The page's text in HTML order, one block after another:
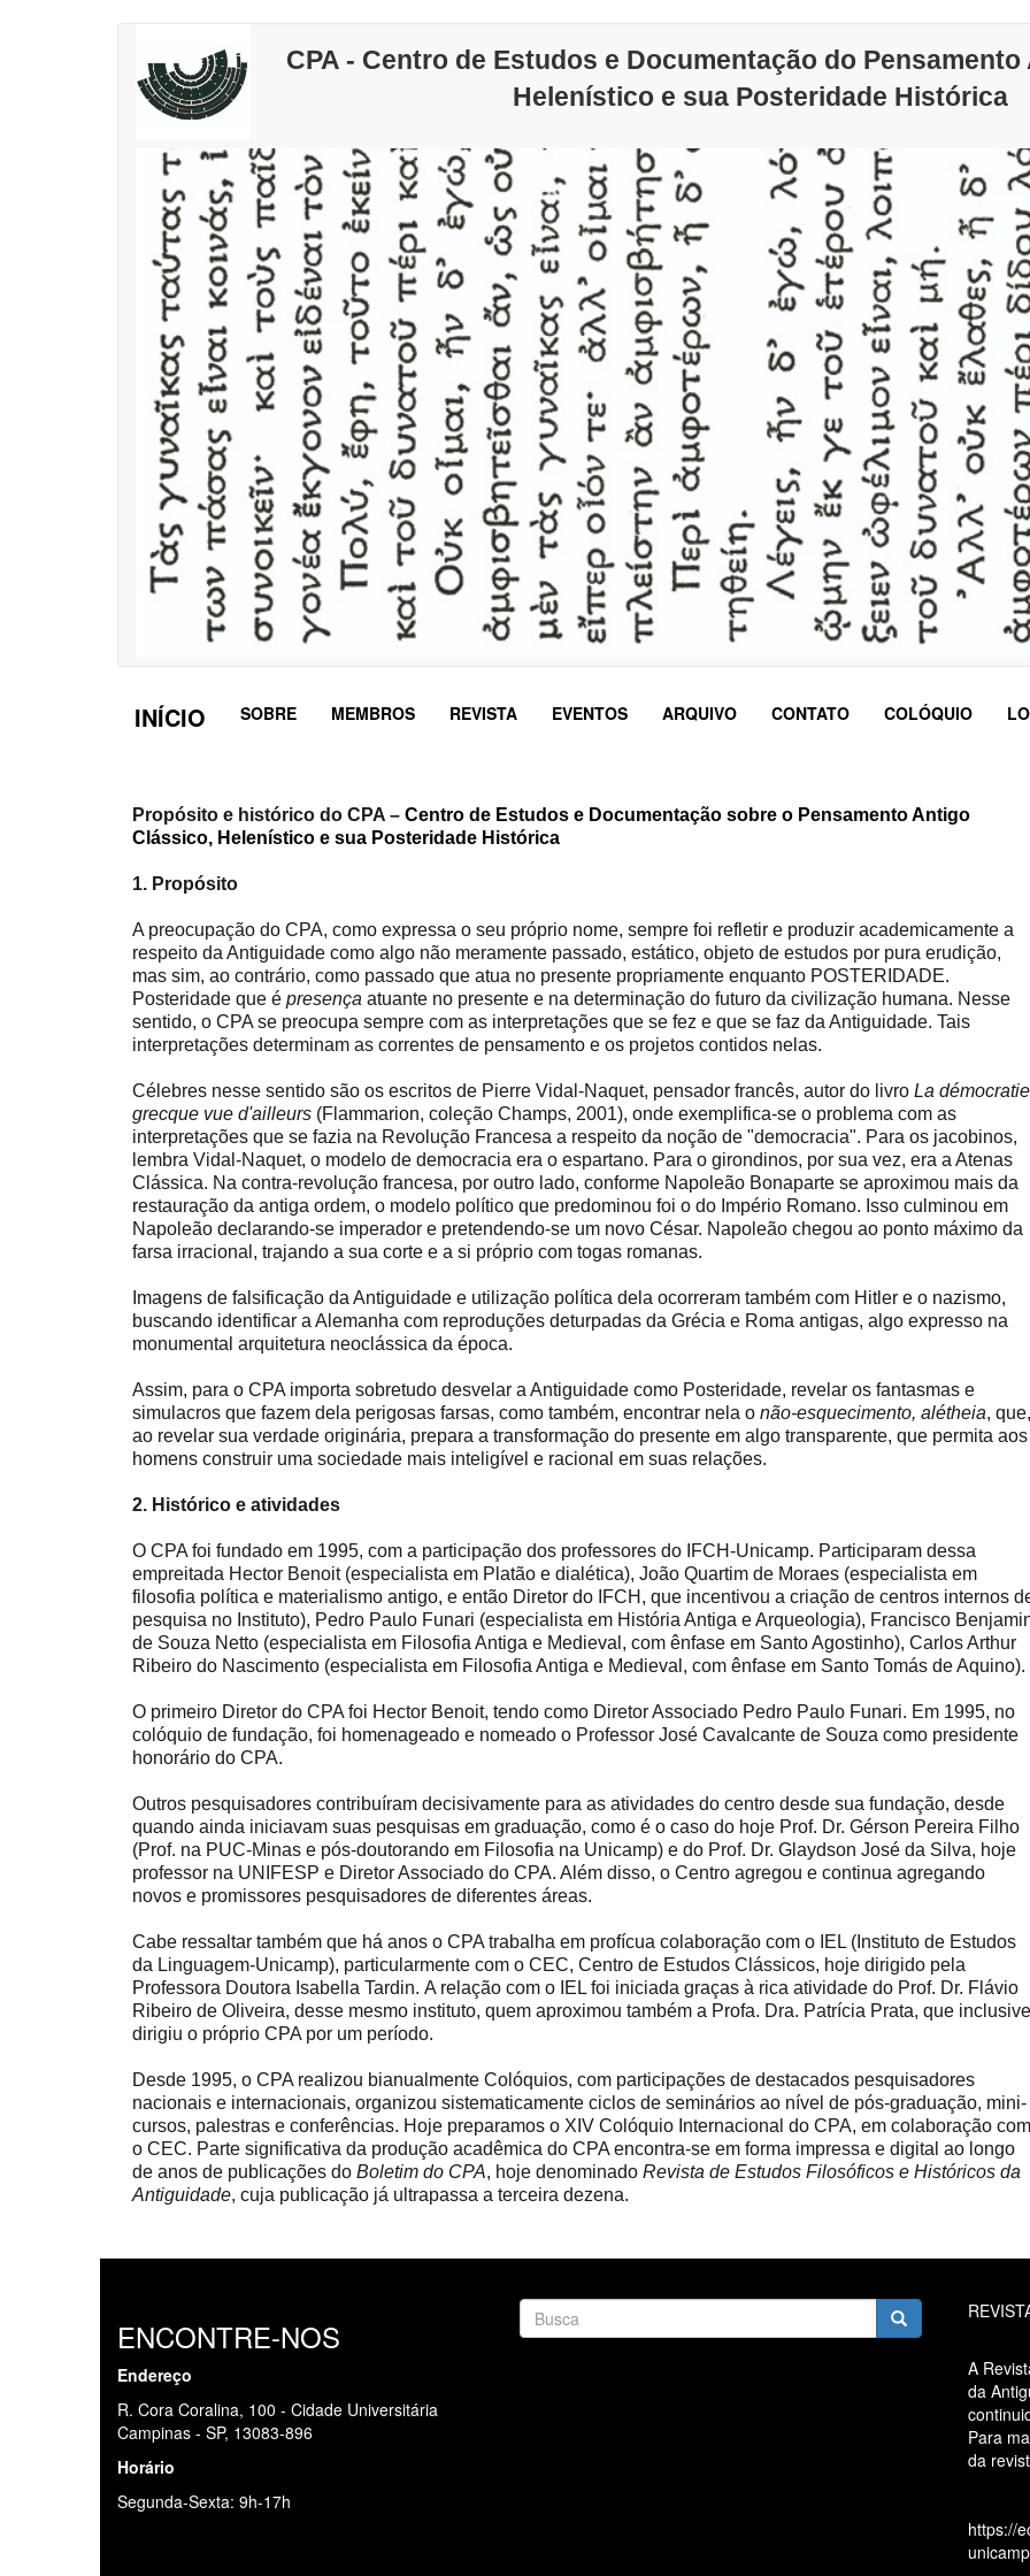
CPA - Centro de Estudos e Documentação do
Helenístico e sua Posteridade Histórica
Principal
INÍCIO SOBRE MEMBROS REVISTA EVENTOS ARQUIVO CONTATO COLÓQUIO
Propósito e histórico do CPA – Centro de Estudos e Documentação sobre o Pensamento Antigo
Clássico, Helenístico e sua Posteridade Histórica
1. Propósito
A preocupação do CPA, como expressa o seu próprio nome, sempre foi refletir e produzir academicamente a
respeito da Antiguidade como algo não meramente passado, estático, objeto de estudos por pura erudição,
mas sim, ao contrário, como passado que atua no presente propriamente enquanto POSTERIDADE.
Posteridade que é presença atuante no presente e na determinação do futuro da civilização humana. Nesse
sentido, o CPA se preocupa sempre com as interpretações que se fez e que se faz da Antiguidade. Tais
interpretações determinam as correntes de pensamento e os projetos contidos nelas.
Célebres nesse sentido são os escritos de Pierre Vidal-Naquet, pensador francês, autor do livro La démocratie
grecque vue d'ailleurs (Flammarion, coleção Champs, 2001), onde exemplifica-se o problema com as
interpretações que se fazia na Revolução Francesa a respeito da noção de "democracia". Para os jacobinos,
lembra Vidal-Naquet, o modelo de democracia era o espartano. Para o girondinos, por sua vez, era a Atenas
Clássica. Na contra-revolução francesa, por outro lado, conforme Napoleão Bonaparte se aproximou mais da
restauração da antiga ordem, o modelo político que predominou foi o do Império Romano. Isso culminou em
Napoleão declarando-se imperador e pretendendo-se um novo César. Napoleão chegou ao ponto máximo da
farsa irracional, trajando a sua corte e a si próprio com togas romanas.
Imagens de falsificação da Antiguidade e utilização política dela ocorreram também com Hitler e o nazismo,
buscando identificar a Alemanha com reproduções deturpadas da Grécia e Roma antigas, algo expresso na
monumental arquitetura neoclássica da época.
Assim, para o CPA importa sobretudo desvelar a Antiguidade como Posteridade, revelar os fantasmas e
simulacros que fazem dela perigosas farsas, como também, encontrar nela o não-esquecimento, alétheia, que,
ao revelar sua verdade originária, prepara a transformação do presente em algo transparente, que permita aos
homens construir uma sociedade mais inteligível e racional em suas relações.
2. Histórico e atividades
O CPA foi fundado em 1995, com a participação dos professores do IFCH-Unicamp. Participaram dessa
empreitada Hector Benoit (especialista em Platão e dialética), João Quartim de Moraes (especialista em
filosofia política e materialismo antigo, e então Diretor do IFCH, que incentivou a criação de centros internos
pesquisa no Instituto), Pedro Paulo Funari (especialista em História Antiga e Arqueologia), Francisco
de Souza Netto (especialista em Filosofia Antiga e Medieval, com ênfase em Santo Agostinho), Carlos Arthur
Ribeiro do Nascimento (especialista em Filosofia Antiga e Medieval, com ênfase em Santo Tomás de Aquino).
O primeiro Diretor do CPA foi Hector Benoit, tendo como Diretor Associado Pedro Paulo Funari. Em 1995, no
colóquio de fundação, foi homenageado e nomeado o Professor José Cavalcante de Souza como presidente
honorário do CPA.
Outros pesquisadores contribuíram decisivamente para as atividades do centro desde sua fundação, desde
quando ainda iniciavam suas pesquisas em graduação, como é o caso do hoje Prof. Dr. Gérson Pereira Filho
(Prof. na PUC-Minas e pós-doutorando em Filosofia na Unicamp) e do Prof. Dr. Glaydson José da Silva, hoje
professor na UNIFESP e Diretor Associado do CPA. Além disso, o Centro agregou e continua agregando
novos e promissores pesquisadores de diferentes áreas.
Cabe ressaltar também que há anos o CPA trabalha em profícua colaboração com o IEL (Instituto de Estudos
da Linguagem-Unicamp), particularmente com o CEC, Centro de Estudos Clássicos, hoje dirigido pela
Professora Doutora Isabella Tardin. A relação com o IEL foi iniciada graças à rica atividade do Prof. Dr. Flávio
Ribeiro de Oliveira, desse mesmo instituto, quem aproximou também a Profa. Dra. Patrícia Prata, que inclusive
dirigiu o próprio CPA por um período.
Desde 1995, o CPA realizou bianualmente Colóquios, com participações de destacados pesquisadores
nacionais e internacionais, organizou sistematicamente ciclos de seminários ao nível de pós-graduação, mini-
cursos, palestras e conferências. Hoje preparamos o XIV Colóquio Internacional do CPA, em colaboração com
o CEC. Parte significativa da produção acadêmica do CPA encontra-se em forma impressa e digital ao longo
de anos de publicações do Boletim do CPA, hoje denominado Revista de Estudos Filosóficos e Históricos da
Antiguidade, cuja publicação já ultrapassa a terceira dezena.
ENCONTRE-NOS
Endereço
R. Cora Coralina, 100 - Cidade Universitária
Campinas - SP, 13083-896
Horário
Segunda-Sexta: 9h-17h
Busca
Busca Busca
A
da
Para
da
https://